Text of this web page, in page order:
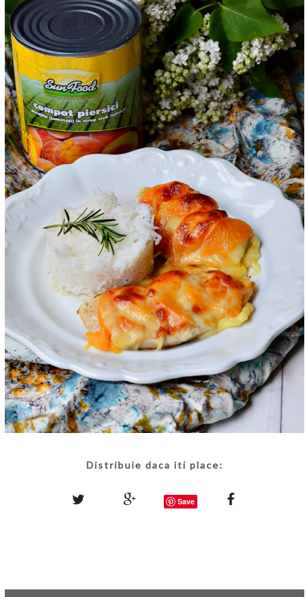
Distribuie daca iti place:
Save